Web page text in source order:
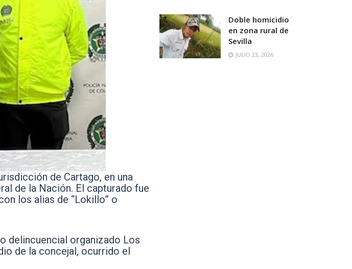
de Cartago, en una
de la Nación. El capturado fue
los alias de “Lokillo” o
delincuencial organizado Los
de la concejal, ocurrido el
Doble homicidio
en zona rural de
Sevilla
JULIO 23, 2026